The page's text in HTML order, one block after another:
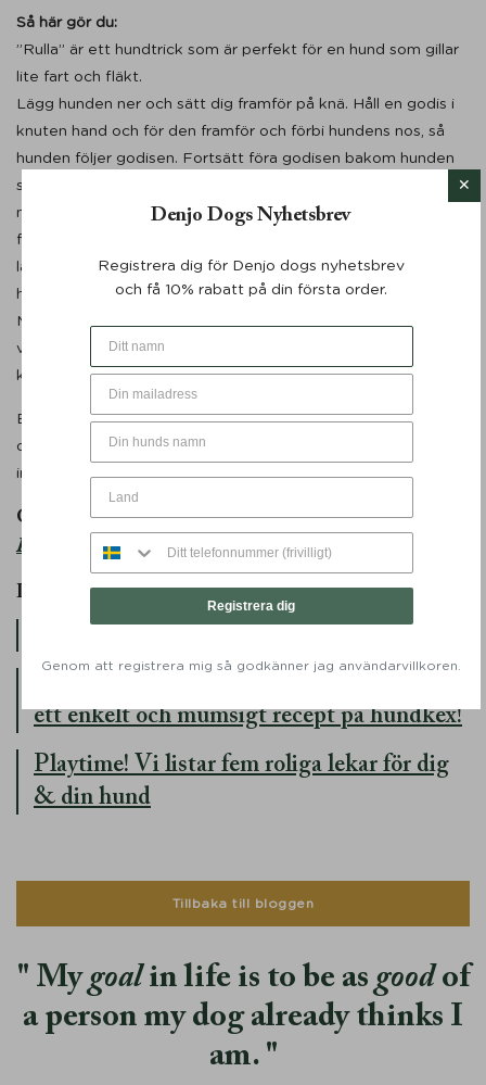
Så här gör du:
”Rulla” är ett hundtrick som är perfekt för en hund som gillar
lite fart och fläkt.
Lägg hunden ner och sätt dig framför på knä. Håll en godis i
knuten hand och för den framför och förbi hundens nos, så
hunden följer godisen. Fortsätt föra godisen bakom hunden
så den lägger sig på sidan. För sedan godisen runt hundens
nacke för att få hunden att lägga sig helt på sidan. Därefter
fortsätter du föra godisen i den riktning som får hunden att
lägga sig på rygg, och därefter rullar över till andra sidan. När
hunden väl fått förståelse för rörelsen börjar du säga “rulla”.
Minska sedan rörelsen så kommandot tar över förståelsen för
vad hunden ska göra. Fasa sedan ut rörelsen helt så endast
kommandot återstår.
Bra att tänka på innan är att ha godisbitar i lagom storlek för
din hund samt att hunden är uppvärmd med en promenad
innan er träningssession.
Glöm inte att spana in vårt sortiment avhundgodis
HÄR
– perfekt när ni övar tricks!
Läs mer:
ett enkelt och mumsigt recept på hundkex!
Playtime! Vi listar fem roliga lekar för dig
& din hund
Tillbaka till bloggen
My goalin life is to be as goodof
a person my dog already thinks I
am.
Denjo Dogs Nyhetsbrev
Registrera dig för Denjo dogs nyhetsbrev
och få 10% rabatt på din första order.
Registrera dig
Genom att registrera mig så godkänner jag användarvillkoren.